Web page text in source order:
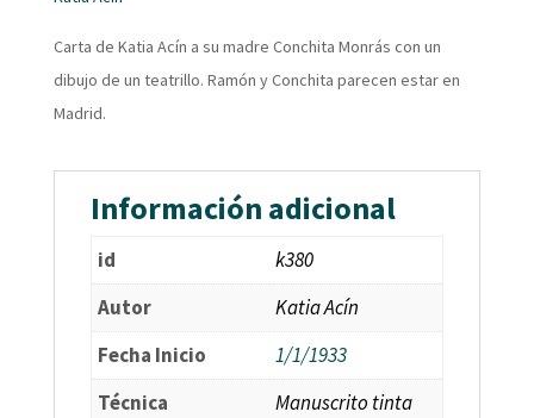
Carta de Katia Acín a su madre Conchita Monrás con un
dibujo de un teatrillo. Ramón y Conchita parecen estar en
Madrid.
Información adicional
id
k380
Autor
Katia Acín
Fecha Inicio
1/1/1933
Técnica
Manuscrito tinta